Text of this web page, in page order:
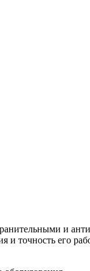
и
и точность его